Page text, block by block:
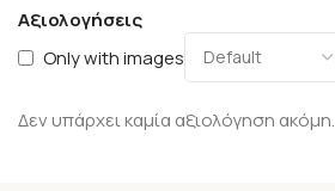
Αξιολογήσεις
Only with images
Δεν υπάρχει καμία αξιολόγηση ακόμη.